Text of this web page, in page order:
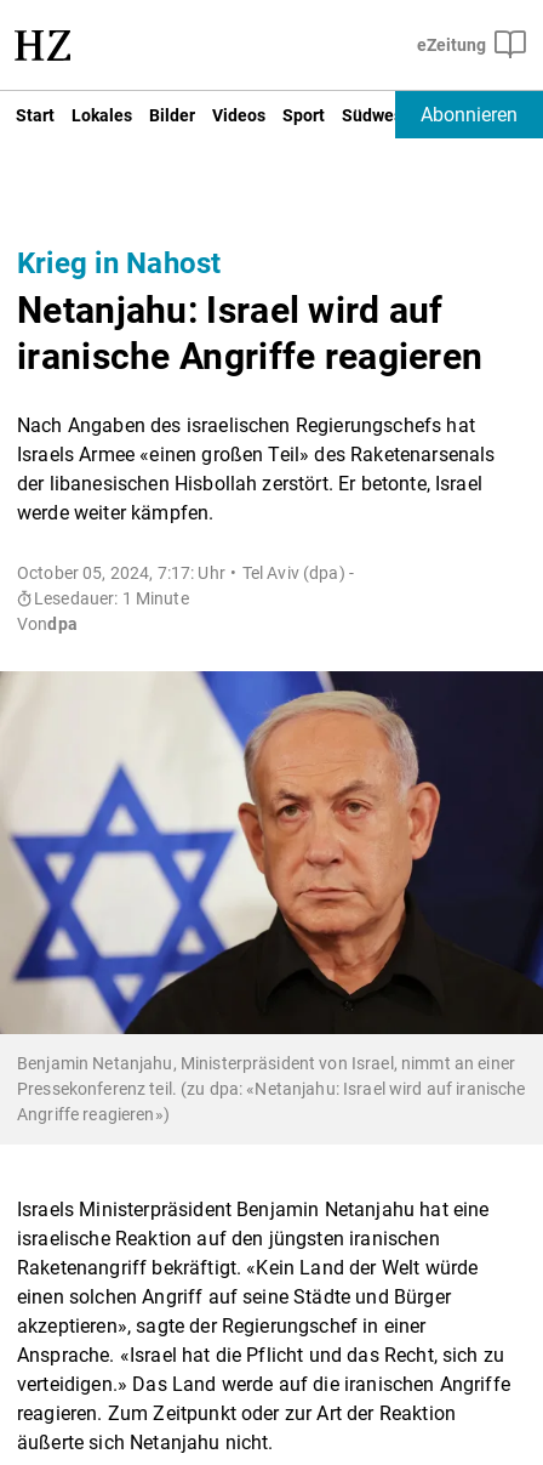
Start Lokales Bilder Videos Sport Südwest Deutschland
Abonnieren
Krieg in Nahost
Netanjahu: Israel wird auf
iranische Angriffe reagieren
Nach Angaben des israelischen Regierungschefs hat
Israels Armee «einen großen Teil» des Raketenarsenals
der libanesischen Hisbollah zerstört. Er betonte, Israel
werde weiter kämpfen.
October 05, 2024, 7:17: Uhr
Tel Aviv (dpa) -
Lesedauer: 1 Minute
Vondpa
Benjamin Netanjahu, Ministerpräsident von Israel, nimmt an einer
Pressekonferenz teil. (zu dpa: «Netanjahu: Israel wird auf iranische
Angriffe reagieren»)
Israels Ministerpräsident Benjamin Netanjahu hat eine
israelische Reaktion auf den jüngsten iranischen
Raketenangriff bekräftigt. «Kein Land der Welt würde
einen solchen Angriff auf seine Städte und Bürger
akzeptieren», sagte der Regierungschef in einer
Ansprache. «Israel hat die Pflicht und das Recht, sich zu
verteidigen.» Das Land werde auf die iranischen Angriffe
reagieren. Zum Zeitpunkt oder zur Art der Reaktion
äußerte sich Netanjahu nicht.